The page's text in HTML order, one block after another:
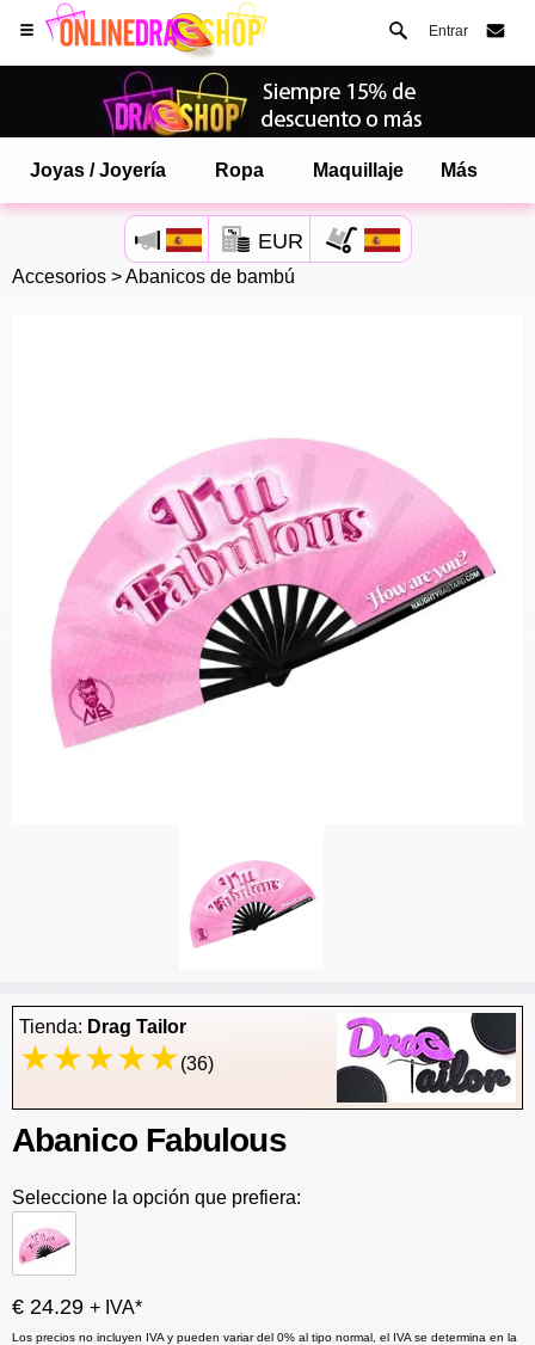
Entrar
Joyas / Joyería Ropa Maquillaje Más
EUR
Accesorios >Abanicos de bambú
Tienda: Drag Tailor
(36)
Abanico Fabulous
Seleccione la opción que prefiera:
€ 24.29 + IVA*
Los precios no incluyen IVA y pueden variar del 0% al tipo normal, el IVA se determina en la
Abre tu menú de Safari.